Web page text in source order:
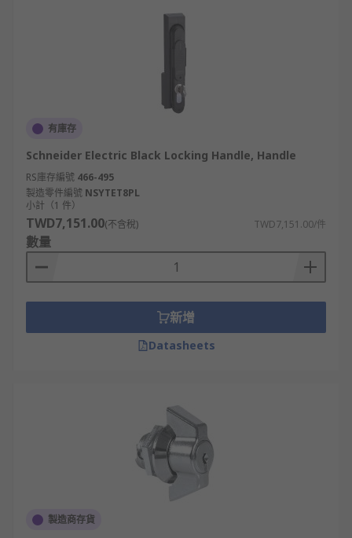
的機櫃鎖台灣解決方案。RS 線上平台支援快速下單
與即時庫存查詢，顧客可輕鬆完成機箱櫃鎖批發或單
件採購。週一至週五下午 3 點前完成訂購，現貨商品
可於隔日快速送達，全台配送安全可靠，並附完整售
後支援，協助客戶安心選購並長期使用。
有庫存
Schneider Electric Black Locking Handle, Handle
RS庫存編號 466-495
製造零件編號 NSYTET8PL
小計（1 件）
TWD7,151.00(不含稅) TWD7,151.00/件
數量
新增
Datasheets
製造商存貨